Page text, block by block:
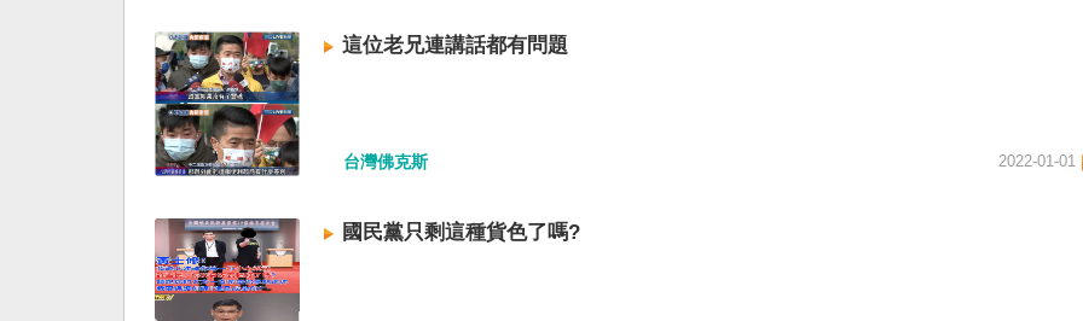
這位老兄連講話都有問題
台灣佛克斯 2022-01-01
國民黨只剩這種貨色了嗎?